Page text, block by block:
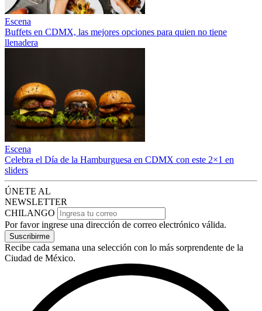
Escena
Buffets en CDMX, las mejores opciones para quien no tiene
llenadera
Escena
Celebra el Día de la Hamburguesa en CDMX con este 2×1 en
sliders
ÚNETE AL
NEWSLETTER
CHILANGO
Por favor ingrese una dirección de correo electrónico válida.
Suscribirme
Recibe cada semana una selección con lo más sorprendente de la
Ciudad de México.